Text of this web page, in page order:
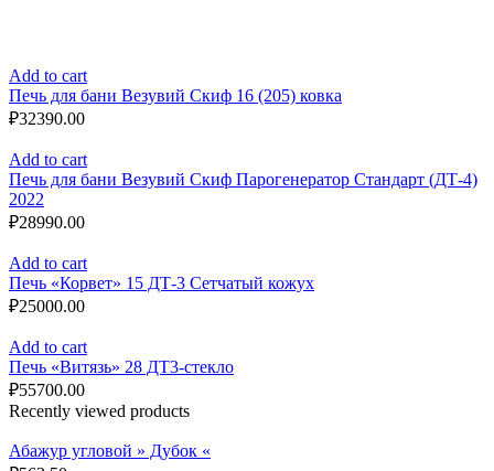
Add to cart
Печь для бани Везувий Скиф 16 (205) ковка
₽32390.00
Add to cart
Печь для бани Везувий Скиф Парогенератор Стандарт (ДТ-4)
2022
₽28990.00
Add to cart
Печь «Корвет» 15 ДТ-3 Сетчатый кожух
₽25000.00
Add to cart
Печь «Витязь» 28 ДТ3-стекло
₽55700.00
Recently viewed products
Абажур угловой » Дубок «